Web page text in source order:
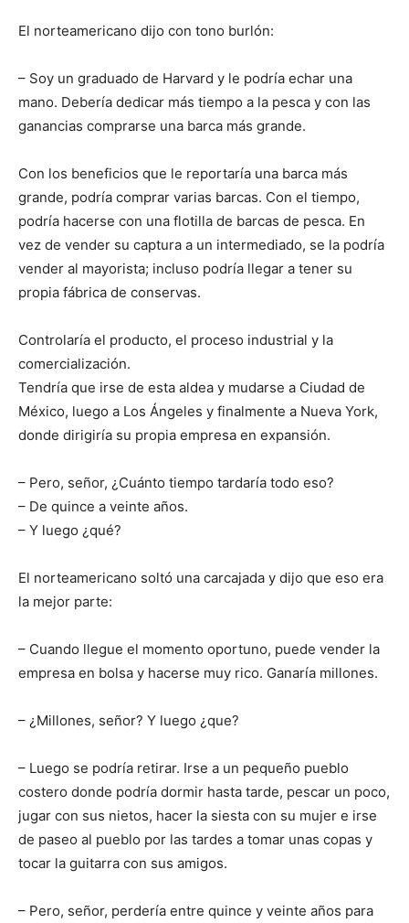
El norteamericano dijo con tono burlón:
– Soy un graduado de Harvard y le podría echar una
mano. Debería dedicar más tiempo a la pesca y con las
ganancias comprarse una barca más grande.
Con los beneficios que le reportaría una barca más
grande, podría comprar varias barcas. Con el tiempo,
podría hacerse con una flotilla de barcas de pesca. En
vez de vender su captura a un intermediado, se la podría
vender al mayorista; incluso podría llegar a tener su
propia fábrica de conservas.
Controlaría el producto, el proceso industrial y la
comercialización.
Tendría que irse de esta aldea y mudarse a Ciudad de
México, luego a Los Ángeles y finalmente a Nueva York,
donde dirigiría su propia empresa en expansión.
– Pero, señor, ¿Cuánto tiempo tardaría todo eso?
– De quince a veinte años.
– Y luego ¿qué?
El norteamericano soltó una carcajada y dijo que eso era
la mejor parte:
– Cuando llegue el momento oportuno, puede vender la
empresa en bolsa y hacerse muy rico. Ganaría millones.
– ¿Millones, señor? Y luego ¿que?
– Luego se podría retirar. Irse a un pequeño pueblo
costero donde podría dormir hasta tarde, pescar un poco,
jugar con sus nietos, hacer la siesta con su mujer e irse
de paseo al pueblo por las tardes a tomar unas copas y
tocar la guitarra con sus amigos.
– Pero, señor, perdería entre quince y veinte años para